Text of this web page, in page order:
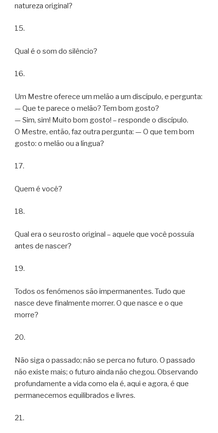
natureza original?
15.
Qual é o som do silêncio?
16.
Um Mestre oferece um melão a um discípulo, e pergunta:
— Que te parece o melão? Tem bom gosto?
— Sim, sim! Muito bom gosto! – responde o discípulo.
O Mestre, então, faz outra pergunta: — O que tem bom
gosto: o melão ou a língua?
17.
Quem é você?
18.
Qual era o seu rosto original – aquele que você possuía
antes de nascer?
19.
Todos os fenómenos são impermanentes. Tudo que
nasce deve finalmente morrer. O que nasce e o que
morre?
20.
Não siga o passado; não se perca no futuro. O passado
não existe mais; o futuro ainda não chegou. Observando
profundamente a vida como ela é, aqui e agora, é que
permanecemos equilibrados e livres.
21.